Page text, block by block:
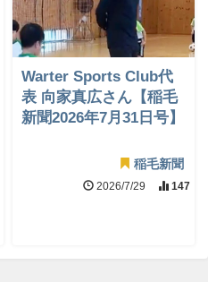
Warter Sports Club代
表 向家真広さん【稲毛
新聞2026年7月31日号】
稲毛新聞
2026/7/29 147